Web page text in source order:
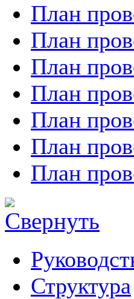
План
План
План
План
План
План
План
Структура